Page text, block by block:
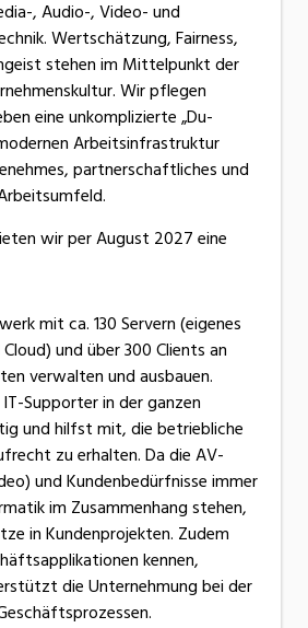
, Audio-, Video- und
Wertschätzung, Fairness,
stehen im Mittelpunkt der
Wir pflegen
eine unkomplizierte „Du-
Arbeitsinfrastruktur
partnerschaftliches und
wir per August 2027 eine
mit ca. 130 Servern (eigenes
und über 300 Clients an
verwalten und ausbauen.
Supporter in der ganzen
und hilfst mit, die betriebliche
zu erhalten. Da die AV-
und Kundenbedürfnisse immer
im Zusammenhang stehen,
in Kundenprojekten. Zudem
kennen,
die Unternehmung bei der